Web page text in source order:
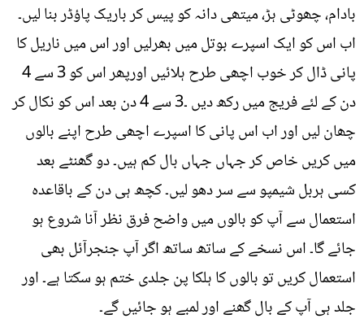
بادام، چھوٹی ہڑ، میتھی دانہ کو پیس کر باریک پاؤڈر بنا لیں۔
اب اس کو ایک اسپرے بوتل میں بھرلیں اور اس میں ناریل کا
پانی ڈال کر خوب اچھی طرح ہلائیں اورپھر اس کو 3 سے 4
دن کے لئے فریج میں رکھ دیں ۔3 سے 4 دن بعد اس کو نکال کر
چھان لیں اور اب اس پانی کا اسپرے اچھی طرح اپنے بالوں
میں کریں خاص کر جہاں جہاں بال کم ہیں۔ دو گھنٹے بعد
کسی ہربل شیمپو سے سر دھو لیں۔ کچھ ہی دن کے باقاعدہ
استعمال سے آپ کو بالوں میں واضح فرق نظر آنا شروع ہو
جائے گا۔ اس نسخے کے ساتھ ساتھ اگر آپ جنجرآئل بھی
استعمال کریں تو بالوں کا ہلکا پن جلدی ختم ہو سکتا ہے۔ اور
جلد ہی آپ کے بال گھنے اور لمبے ہو جائیں گے۔